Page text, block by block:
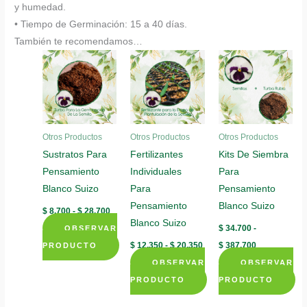
y humedad.
• Tiempo de Germinación: 15 a 40 días.
También te recomendamos…
Otros Productos
Sustratos Para
Pensamiento
Blanco Suizo
$ 8.700 - $28.700 Rango
precios:
desde
$ 8.700
hasta
OBSERVAR
PRODUCTO
Este
Otros Productos
Fertilizantes
Individuales
Para
Pensamiento
Blanco Suizo
$ 12.350 - $20.350 Rango
precios:
desde
$ 12.350
hasta
OBSERVAR
PRODUCTO
Este
Otros Productos
Kits De Siembra
Para
Pensamiento
Blanco Suizo
$34.700 -
$387.700Rango
precios:
$ 34.700
hasta
OBSERVAR
PRODUCTO
Este